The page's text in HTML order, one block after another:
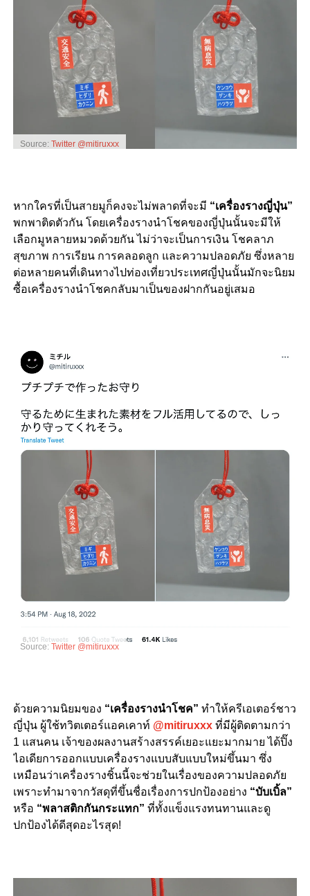
Source: Twitter @mitiruxxx
หากใครที่เป็นสายมูก็คงจะไม่พลาดที่จะมี “เครื่องรางญี่ปุ่น”
พกพาติดตัวกัน โดยเครื่องรางนำโชคของญี่ปุ่นนั้นจะมีให้
เลือกมูหลายหมวดด้วยกัน ไม่ว่าจะเป็นการเงิน โชคลาภ
สุขภาพ การเรียน การคลอดลูก และความปลอดภัย ซึ่งหลาย
ต่อหลายคนที่เดินทางไปท่องเที่ยวประเทศญี่ปุ่นนั้นมักจะนิยม
ซื้อเครื่องรางนำโชคกลับมาเป็นของฝากกันอยู่เสมอ
Source: Twitter @mitiruxxx
ด้วยความนิยมของ “เครื่องรางนำโชค” ทำให้ครีเอเตอร์ชาว
ญี่ปุ่น ผู้ใช้ทวิตเตอร์แอคเคาท์ @mitiruxxx ที่มีผู้ติดตามกว่า
1 แสนคน เจ้าของผลงานสร้างสรรค์เยอะแยะมากมาย ได้ปิ๊ง
ไอเดียการออกแบบเครื่องรางแบบสับแบบใหม่ขึ้นมา ซึ่ง
เหมือนว่าเครื่องรางชิ้นนี้จะช่วยในเรื่องของความปลอดภัย
เพราะทำมาจากวัสดุที่ขึ้นชื่อเรื่องการปกป้องอย่าง “บับเบิ้ล”
หรือ “พลาสติกกันกระแทก” ที่ทั้งแข็งแรงทนทานและดู
ปกป้องได้ดีสุดอะไรสุด!